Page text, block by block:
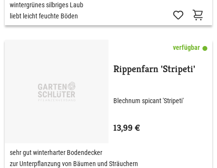
wintergrünes silbriges Laub
liebt leicht feuchte Böden
verfügbar
Rippenfarn 'Stripeti'
Blechnum spicant 'Stripeti'
13,99 €
sehr gut winterharter Bodendecker
zur Unterpflanzung von Bäumen und Sträuchern